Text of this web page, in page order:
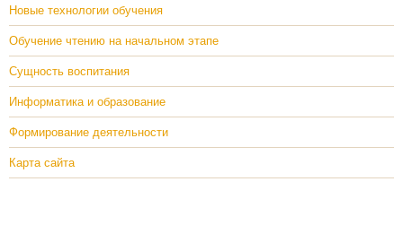
Новые технологии обучения
Обучение чтению на начальном этапе
Сущность воспитания
Информатика и образование
Формирование деятельности
Карта сайта